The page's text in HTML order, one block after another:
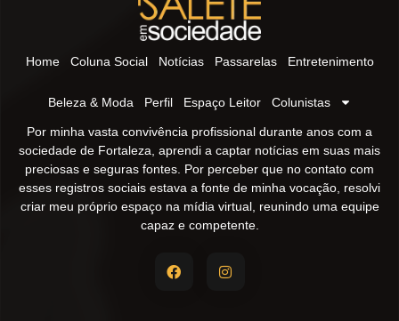
Home Coluna Social Notícias Passarelas Entretenimento
Beleza & Moda Perfil Espaço Leitor Colunistas
Por minha vasta convivência profissional durante anos com a
sociedade de Fortaleza, aprendi a captar notícias em suas mais
preciosas e seguras fontes. Por perceber que no contato com
esses registros sociais estava a fonte de minha vocação, resolvi
criar meu próprio espaço na mídia virtual, reunindo uma equipe
capaz e competente.